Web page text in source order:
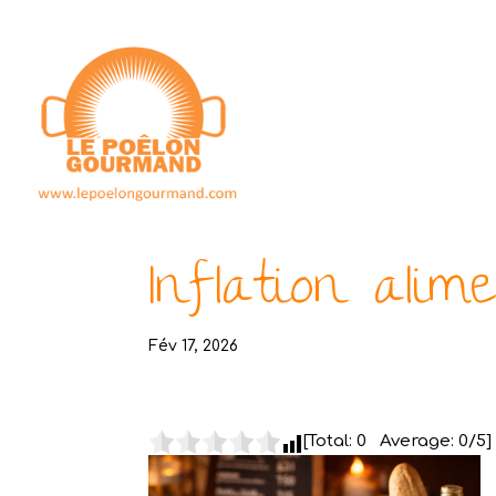
Inflation
Fév 17, 2026
[Total:0 Average:0/5]